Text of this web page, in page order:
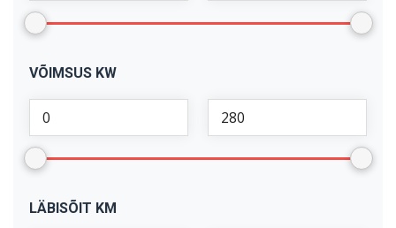
VÕIMSUS KW
LÄBISÕIT KM